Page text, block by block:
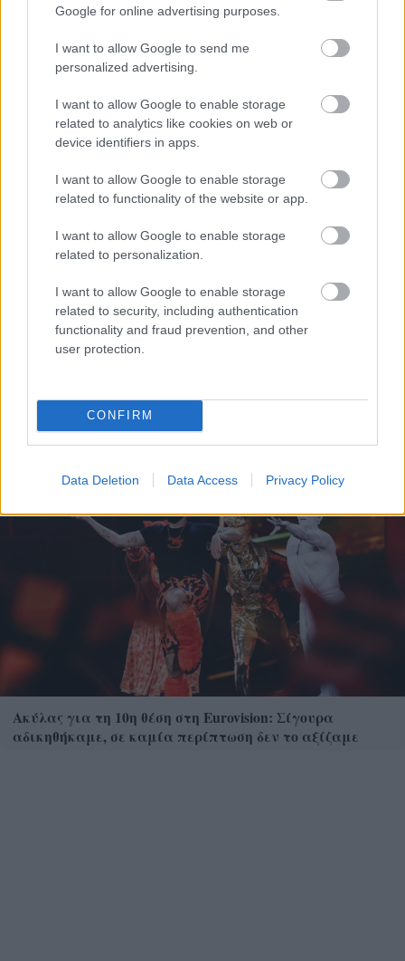
Google for online advertising purposes.
I want to allow Google to send me
personalized advertising.
I want to allow Google to enable storage
related to analytics like cookies on web or
device identifiers in apps.
I want to allow Google to enable storage
related to functionality of the website or app.
I want to allow Google to enable storage
related to personalization.
I want to allow Google to enable storage
related to security, including authentication
functionality and fraud prevention, and other
user protection.
CONFIRM
Data Deletion Data Access Privacy Policy
Τι σημαίνουν οι καφέ άκρες στα φυτά – Το λάθος με το
πότισμα
Δέκα χρόνια προόδου με ένα μοντέλο ΑΙ – η ανακάλυψη
της Google DeepMind
Ακύλας για τη 10η θέση στη Eurovision: Σίγουρα
αδικηθήκαμε, σε καμία περίπτωση δεν το αξίζαμε